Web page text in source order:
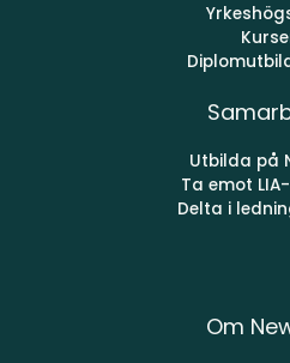
Utbilda på
Ta emot
Delta i
Om